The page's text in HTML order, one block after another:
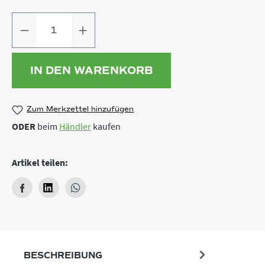
IN DEN WARENKORB
Zum Merkzettel hinzufügen
ODER beim Händler kaufen
Artikel teilen:
BESCHREIBUNG